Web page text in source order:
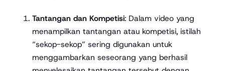
Tantangan dan Kompetisi: Dalam video yang
menampilkan tantangan atau kompetisi, istilah
“sekop-sekop” sering digunakan untuk
menggambarkan seseorang yang berhasil